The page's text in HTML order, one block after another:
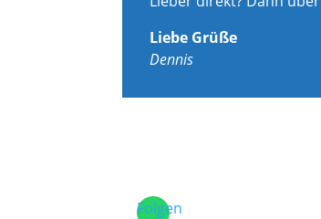
Liebe Grüße
Dennis
Folgen